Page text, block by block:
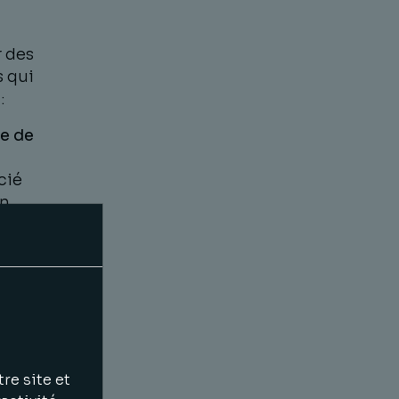
des
qui
de
site et